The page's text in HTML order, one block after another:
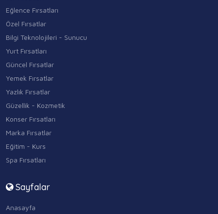
Eğlence Fırsatları
Özel Fırsatlar
Bilgi Teknolojileri - Sunucu
Yurt Fırsatları
Güncel Fırsatlar
Yemek Fırsatlar
Yazlık Fırsatlar
Güzellik - Kozmetik
Konser Fırsatları
Marka Fırsatlar
Eğitim - Kurs
Spa Fırsatları
Sayfalar
Anasayfa